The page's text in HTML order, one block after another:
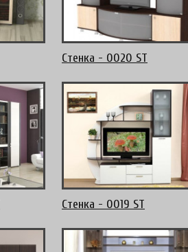
Стенка - 0020 ST
Стенка - 0019 ST